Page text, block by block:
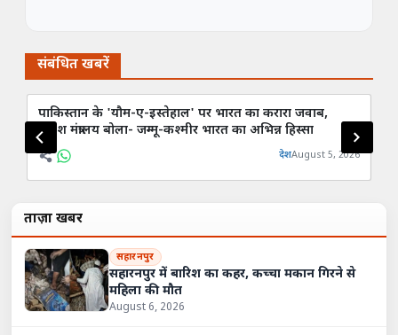
संबंधित खबरें
पाकिस्तान के 'यौम-ए-इस्तेहाल' पर भारत का करारा जवाब,
विदेश मंत्रालय बोला- जम्मू-कश्मीर भारत का अभिन्न हिस्सा
देशAugust 5, 2026
ताज़ा खबरें
सहारनपुर
सहारनपुर में बारिश का कहर, कच्चा मकान गिरने से
महिला की मौत
August 6, 2026